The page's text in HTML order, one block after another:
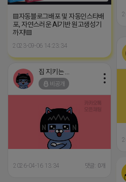
▤자동블로그배포 및 자동인스타배
포, 자연스러운 AI기반 원고생성기
까지!▤
2023-09-06 14:23:34
비공개
2026-04-16 13:34 댓글: 0개